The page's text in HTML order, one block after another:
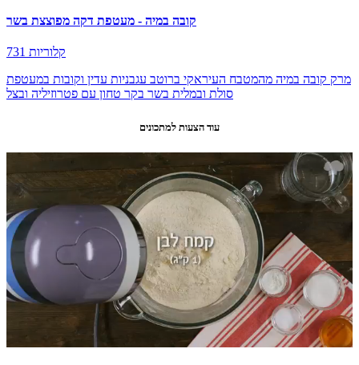
קובה במיה - מעטפת דקה מפוצצת בשר
731 קלוריות
מרק קובה במיה מהמטבח העיראקי ברוטב עגבניות עדין וקובות במעטפת
סולת ובמלית בשר בקר טחון עם פטרוזיליה ובצל
עוד הצעות למתכונים